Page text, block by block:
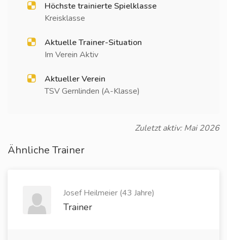
Höchste trainierte Spielklasse
Kreisklasse
Aktuelle Trainer-Situation
Im Verein Aktiv
Aktueller Verein
TSV Gernlinden (A-Klasse)
Zuletzt aktiv: Mai 2026
Ähnliche Trainer
Josef Heilmeier (43 Jahre)
Trainer